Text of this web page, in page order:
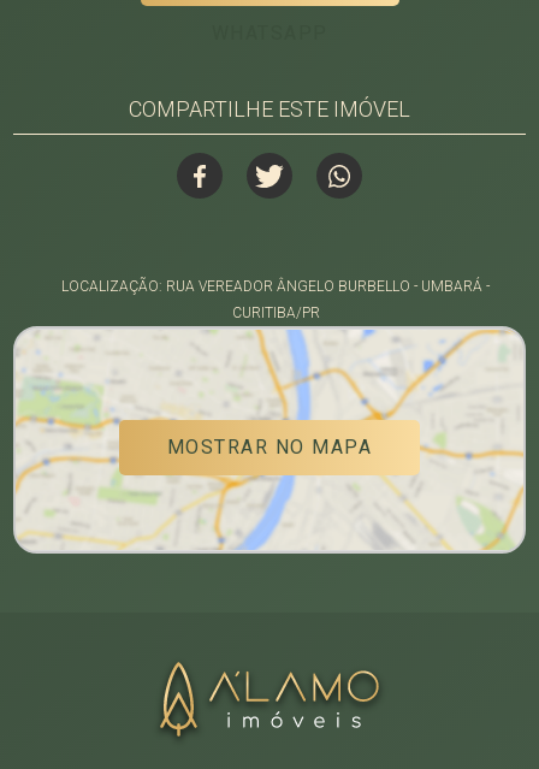
COMPARTILHE ESTE IMÓVEL
LOCALIZAÇÃO: RUA VEREADOR ÂNGELO BURBELLO - UMBARÁ -
CURITIBA/PR
MOSTRAR NO MAPA